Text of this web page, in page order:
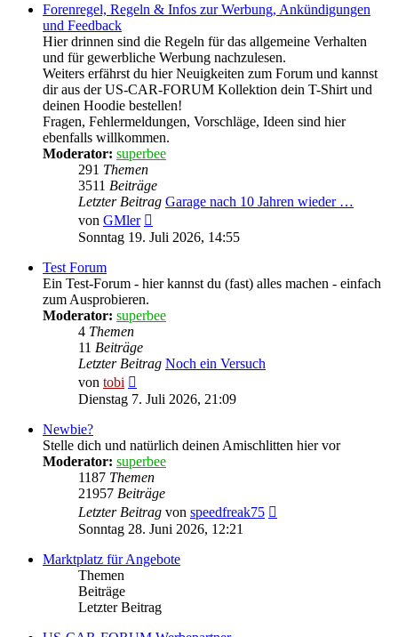
Forenregel, Regeln & Infos zur Werbung, Ankündigungen
und Feedback
Hier drinnen sind die Regeln für das allgemeine Verhalten
und für gewerbliche Werbung nachzulesen.
Weiters erfährst du hier Neuigkeiten zum Forum und kannst
dir aus der US-CAR-FORUM Kollektion dein T-Shirt und
deinen Hoodie bestellen!
Fragen, Fehlermeldungen, Vorschläge, Ideen sind hier
ebenfalls willkommen.
Moderator: superbee
291 Themen
3511 Beiträge
Letzter Beitrag Garage nach 10 Jahren wieder …
von GMler
Beitrag
Sonntag 19. Juli 2026, 14:55
Test Forum
Ein Test-Forum - hier kannst du (fast) alles machen - einfach
zum Ausprobieren.
Moderator: superbee
4 Themen
11 Beiträge
Letzter Beitrag Noch ein Versuch
von tobi
Beitrag
Dienstag 7. Juli 2026, 21:09
Newbie?
Stelle dich und natürlich deinen Amischlitten hier vor
Moderator: superbee
1187 Themen
21957 Beiträge
Letzter Beitrag von speedfreak75
Sonntag 28. Juni 2026, 12:21
Marktplatz für Angebote
Themen
Beiträge
Letzter Beitrag